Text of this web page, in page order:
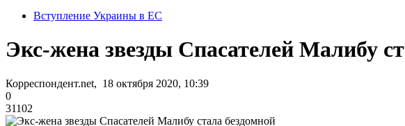
Вступление Украины в ЕС
Экс-жена звезды Спасателей Малибу
Корреспондент.net, 18 октября 2020, 10:39
0
31102